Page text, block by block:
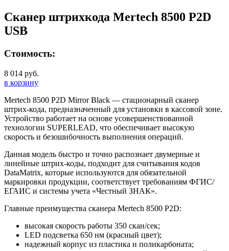
Сканер штрихкода Mertech 8500 P2D
USB
Стоимость:
8 014 руб.
в корзину
Mertech 8500 P2D Mirror Black — стационарный сканер
штрих-кода, предназначенный для установки в кассовой зоне.
Устройство работает на основе усовершенствованной
технологии SUPERLEAD, что обеспечивает высокую
скорость и безошибочность выполнения операций.
Данная модель быстро и точно распознает двумерные и
линейные штрих-коды, подходит для считывания кодов
DataMatrix, которые используются для обязательной
маркировки продукции, соответствует требованиям ФГИС/
ЕГАИС и системы учета «Честный ЗНАК».
Главные преимущества сканера Mertech 8500 P2D:
высокая скорость работы 350 скан/сек;
LED подсветка 650 нм (красный цвет);
надежный корпус из пластика и поликарбоната;